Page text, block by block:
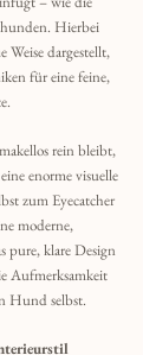
Hierbei
Weise dargestellt,
für eine feine,
rein bleibt,
enorme visuelle
zum Eyecatcher
moderne,
pure, klare Design
Aufmerksamkeit
Hund selbst.